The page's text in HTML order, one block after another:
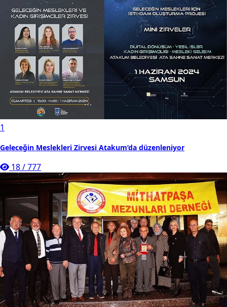
1
Geleceğin Meslekleri Zirvesi Atakum’da düzenleniyor
18/777